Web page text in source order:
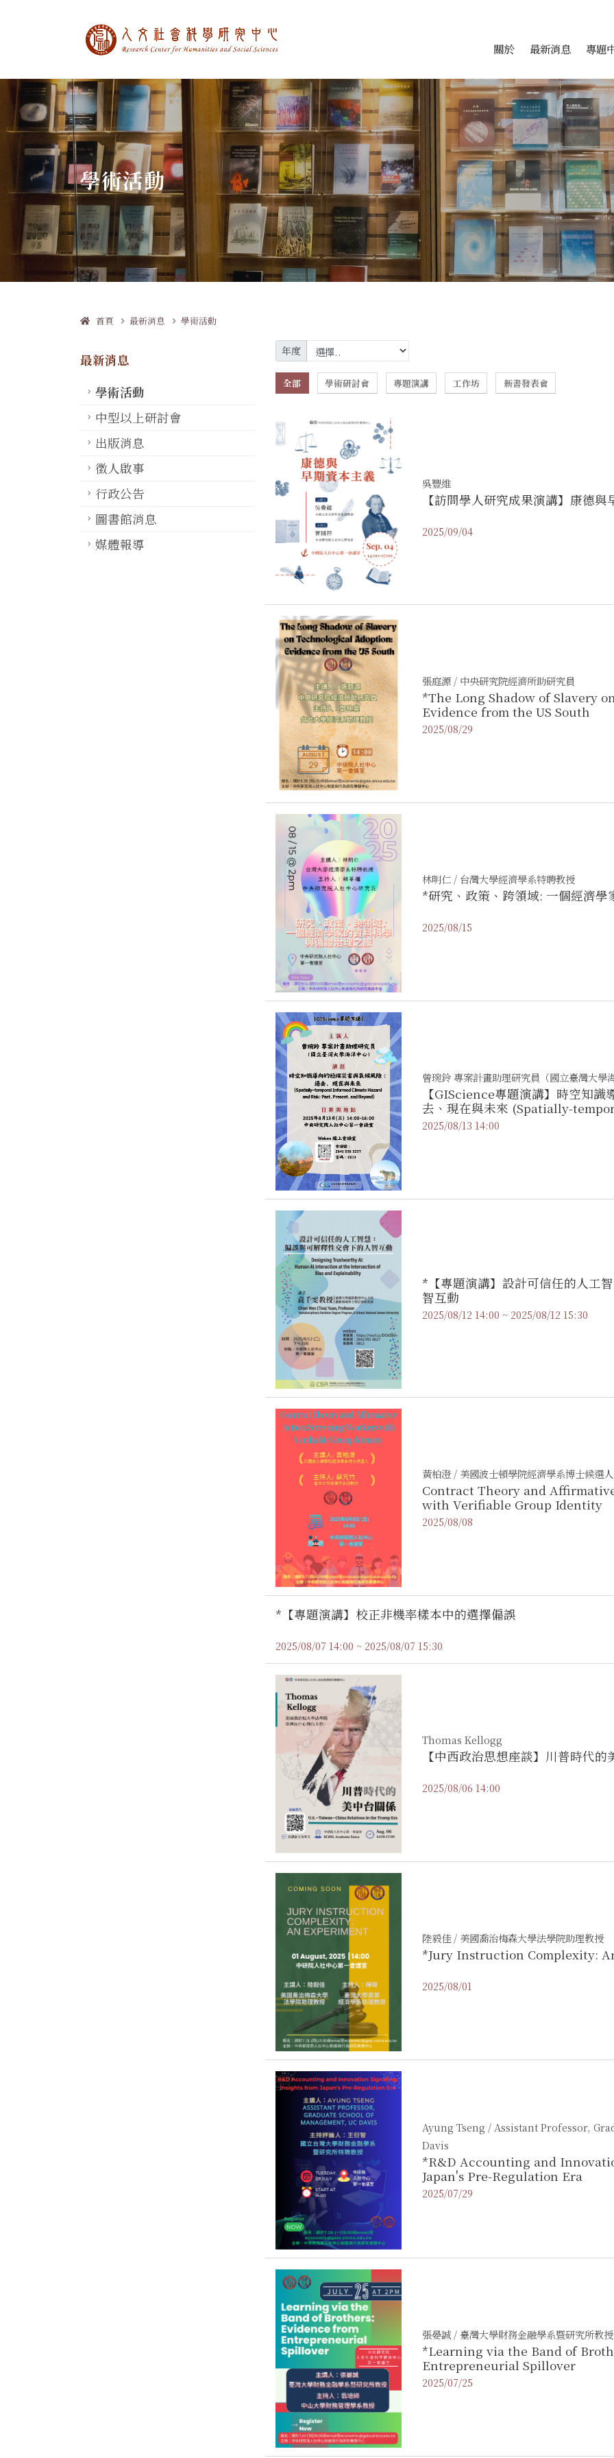
中央研究院人文社會科學研究中心 跳至中央區塊/Main
關於 最新消息 專題
學術活動
首頁 最新消息 學術活動
最新消息
學術活動
中型以上研討會
出版消息
徵人啟事
行政公告
圖書館消息
媒體報導
年度
全部 學術研討會 專題演講 工作坊 新書發表會
吳豐維
【訪問學人研究成果演講】康德與
2025/09/04
張庭源 / 中央研究院經濟所助研究員
*The Long Shadow of Slavery
Evidence from the US South
2025/08/29
林明仁 / 台灣大學經濟學系特聘教授
*研究、政策、跨領域: 一個經濟學
2025/08/15
曾琬鈴 專案計畫助理研究員（國立臺灣大學
【GIScience專題演講】時空知
去、現在與未來 (Spatially-
and Risk: Past, Present, and
2025/08/13 14:00
*【專題演講】設計可信任的人工
智互動
2025/08/12 14:00 ~ 2025/08/12 15:30
黃柏澄 / 美國波士頓學院經濟學系博士候選人
Contract Theory and
with Verifiable Group Identity
2025/08/08
*【專題演講】校正非機率樣本中的選擇偏誤
2025/08/07 14:00 ~ 2025/08/07 15:30
Thomas Kellogg
【中西政治思想座談】川普時代的
2025/08/06 14:00
陸毅佳 / 美國喬治梅森大學法學院助理教授
*Jury Instruction Complexity:
2025/08/01
Ayung Tseng / Assistant Professor,
Davis
*R&D Accounting and
Japan's Pre-Regulation Era
2025/07/29
張晏誠 / 臺灣大學財務金融學系暨研究所教授
*Learning via the Band of
Entrepreneurial Spillover
2025/07/25